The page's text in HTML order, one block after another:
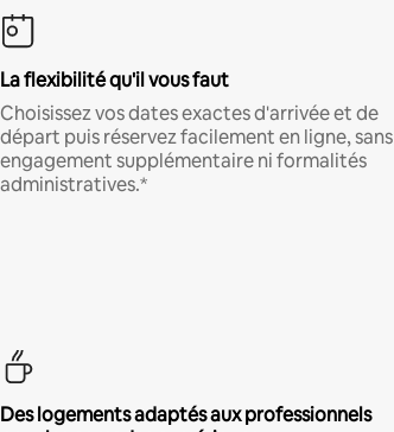
La flexibilité qu'il vous faut
Choisissez vos dates exactes d'arrivée et de
départ puis réservez facilement en ligne, sans
engagement supplémentaire ni formalités
administratives.*
Des logements adaptés aux professionnels